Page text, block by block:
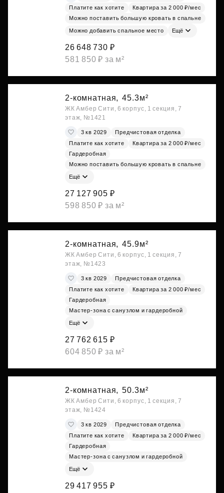
Платите как хотите
Квартира за 2 000 ₽/мес
Можно поставить большую кровать в спальне
Можно добавить спальное место Ещё
26 648 730 ₽
581 850 ₽ за м²
2-комнатная, 45.3м²
ЖК Амбер Сити, 6 корпус, 1 секция, 7
этаж, №1421
3 кв 2029
Предчистовая отделка
Платите как хотите
Квартира за 2 000 ₽/мес
Гардеробная
Можно поставить большую кровать в спальне
Ещё
27 127 905 ₽
598 850 ₽ за м²
2-комнатная, 45.9м²
ЖК Амбер Сити, 6 корпус, 1 секция, 7
этаж, №1423
3 кв 2029
Предчистовая отделка
Платите как хотите
Квартира за 2 000 ₽/мес
Гардеробная
Мастер-зона с санузлом и гардеробной
Ещё
27 762 615 ₽
604 850 ₽ за м²
2-комнатная, 50.3м²
ЖК Амбер Сити, 6 корпус, 1 секция, 7
этаж, №1424
3 кв 2029
Предчистовая отделка
Платите как хотите
Квартира за 2 000 ₽/мес
Гардеробная
Мастер-зона с санузлом и гардеробной
Ещё
29 417 955 ₽